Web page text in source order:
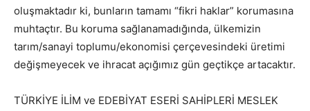
oluşmaktadır ki, bunların tamamı “fikri haklar” korumasına
muhtaçtır. Bu koruma sağlanamadığında, ülkemizin
tarım/sanayi toplumu/ekonomisi çerçevesindeki üretimi
değişmeyecek ve ihracat açığımız gün geçtikçe artacaktır.
TÜRKİYE İLİM ve EDEBİYAT ESERİ SAHİPLERİ MESLEK